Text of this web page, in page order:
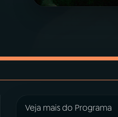
Veja mais do Programa